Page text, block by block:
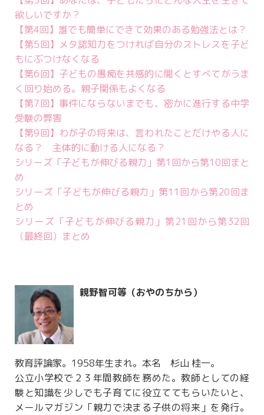
欲しいですか？
【第4回】誰でも簡単にできて効果のある勉強法とは？
【第5回】メタ認知力をつければ自分のストレスを子ど
もにぶつけなくなる
【第6回】子どもの愚痴を共感的に聞くとすべてがうま
く回り始める。親子関係もよくなる
【第7回】事件にならないまでも、密かに進行する中学
受験の弊害
【第9回】わが子の将来は、言われたことだけやる人に
なる？ 主体的に動ける人になる？
シリーズ「子どもが伸びる親力」第1回から第10回まと
め
シリーズ「子どもが伸びる親力」第11回から第20回ま
とめ
シリーズ「子どもが伸びる親力」第21回から第32回
（最終回）まとめ
親野智可等（おやのちから）
教育評論家。1958年生まれ。本名 杉山 桂一。
公立小学校で２３年間教師を務めた。教師としての経
験と知識を少しでも子育てに役立ててもらいたいと、
メールマガジン「親力で決まる子供の将来」を発行。